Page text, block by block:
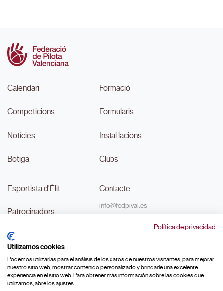
Política de privacidad
Utilizamos cookies
Podemos utilizarlas para el análisis de los datos de nuestros visitantes, para mejorar
nuestro sitio web, mostrar contenido personalizado y brindarle una excelente
experiencia en el sitio web. Para obtener más información sobre las cookies que
utilizamos, abre los ajustes.
Calendari
Competicions
Notícies
Botiga
Formació
Formularis
Instal·lacions
Clubs
Esportista d'Èlit
Patrocinadors
Transparència
#MouLaPilota
Contacte
info@fedpival.es
96 374 95 58
C/Marqués de Sant Joan nº 32,